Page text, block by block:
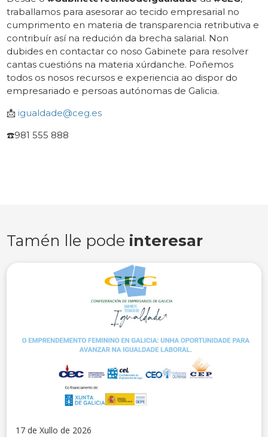
traballamos para asesorar ao tecido empresarial no
cumprimento en materia de transparencia retributiva e
contribuír así na redución da brecha salarial. Non
dubides en contactar co noso Gabinete para resolver
cantas cuestións na materia xúrdanche. Poñemos
todos os nosos recursos e experiencia ao dispor do
empresariado e persoas autónomas de Galicia.
📩igualdade@ceg.es
☎️981 555 888
Tamén lle pode interesar
17 de Xullo de 2026